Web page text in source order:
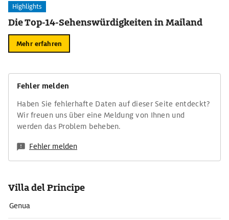
Highlights
Die Top-14-Sehenswürdigkeiten in Mailand
Mehr erfahren
Fehler melden
Haben Sie fehlerhafte Daten auf dieser Seite entdeckt?
Wir freuen uns über eine Meldung von Ihnen und
werden das Problem beheben.
Fehler melden
Villa del Principe
Genua